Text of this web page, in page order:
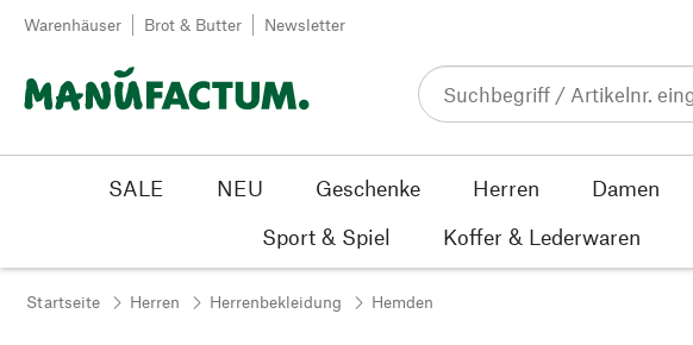
Zum Inhalt springen
Warenhäuser Brot & Butter Newsletter
SALE NEU Geschenke Herren Damen
Sport & Spiel
Koffer & Lederwaren
Startseite Herren Herrenbekleidung Hemden